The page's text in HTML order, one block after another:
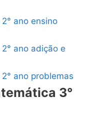
ano ensino
ano adição e
ano problemas
3°